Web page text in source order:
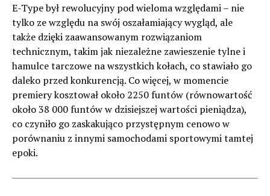
E-Type był rewolucyjny pod wieloma względami – nie
tylko ze względu na swój oszałamiający wygląd, ale
także dzięki zaawansowanym rozwiązaniom
technicznym, takim jak niezależne zawieszenie tylne i
hamulce tarczowe na wszystkich kołach, co stawiało go
daleko przed konkurencją. Co więcej, w momencie
premiery kosztował około 2250 funtów (równowartość
około 38 000 funtów w dzisiejszej wartości pieniądza),
co czyniło go zaskakująco przystępnym cenowo w
porównaniu z innymi samochodami sportowymi tamtej
epoki.